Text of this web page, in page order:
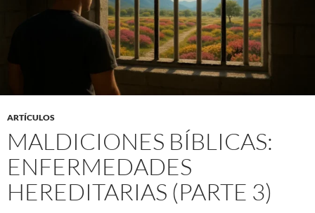
ARTÍCULOS
MALDICIONES BÍBLICAS:
ENFERMEDADES
HEREDITARIAS (PARTE 3)